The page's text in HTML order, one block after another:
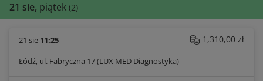
21 sie, piątek (2)
21 sie 11:25
Łódź, ul. Fabryczna 17 (LUX MED Diagnostyka)
1,310,00 zł